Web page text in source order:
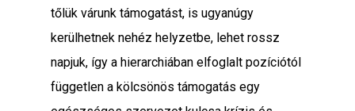
tőlük várunk támogatást, is ugyanúgy
kerülhetnek nehéz helyzetbe, lehet rossz
napjuk, így a hierarchiában elfoglalt pozíciótól
független a kölcsönös támogatás egy